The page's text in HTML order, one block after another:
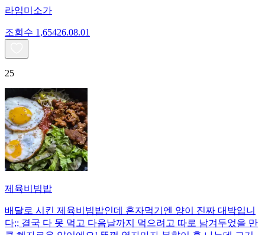
라임미소가
조회수 1,65426.08.01
25
제육비빔밥
배달로 시킨 제육비빔밥인데 혼자먹기엔 양이 진짜 대박입니
다;; 결국 다 못 먹고 다음날까지 먹으려고 따로 남겨두었을 만